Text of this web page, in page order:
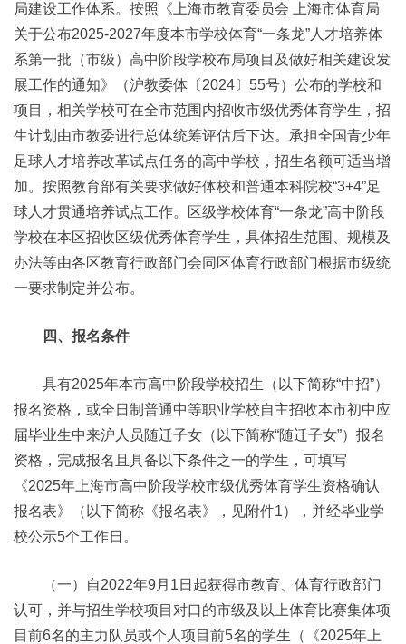
局建设工作体系。按照《上海市教育委员会 上海市体育局
关于公布2025-2027年度本市学校体育“一条龙”人才培养体
系第一批（市级）高中阶段学校布局项目及做好相关建设发
展工作的通知》（沪教委体〔2024〕55号）公布的学校和
项目，相关学校可在全市范围内招收市级优秀体育学生，招
生计划由市教委进行总体统筹评估后下达。承担全国青少年
足球人才培养改革试点任务的高中学校，招生名额可适当增
加。按照教育部有关要求做好体校和普通本科院校“3+4”足
球人才贯通培养试点工作。区级学校体育“一条龙”高中阶段
学校在本区招收区级优秀体育学生，具体招生范围、规模及
办法等由各区教育行政部门会同区体育行政部门根据市级统
一要求制定并公布。
四、报名条件
具有2025年本市高中阶段学校招生（以下简称“中招”）
报名资格，或全日制普通中等职业学校自主招收本市初中应
届毕业生中来沪人员随迁子女（以下简称“随迁子女”）报名
资格，完成报名且具备以下条件之一的学生，可填写
《2025年上海市高中阶段学校市级优秀体育学生资格确认
报名表》（以下简称《报名表》，见附件1），并经毕业学
校公示5个工作日。
（一）自2022年9月1日起获得市教育、体育行政部门
认可，并与招生学校项目对口的市级及以上体育比赛集体项
目前6名的主力队员或个人项目前5名的学生（《2025年上